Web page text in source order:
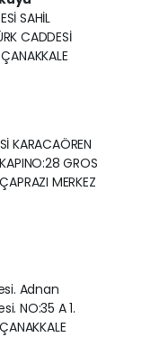
SAHİL
CADDESİ
KARACAÖREN
GROS
MERKEZ
Adnan
NO:35 A 1.